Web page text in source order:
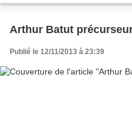
Arthur Batut
Publié le 12/11/2013 à 23:39